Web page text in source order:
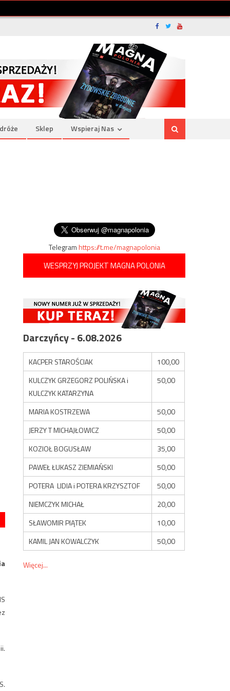
Sklep Wspieraj Nas
Telegramhttps://t.me/magnapolonia
WESPRZYJ PROJEKT MAGNA POLONIA
Darczyńcy - 6.08.2026
KACPER STAROŚCIAK
100,00
KULCZYK GRZEGORZ POLIŃSKA i
KULCZYK KATARZYNA
50,00
MARIA KOSTRZEWA
50,00
JERZY T MICHAJŁOWICZ
50,00
KOZIOŁ BOGUSŁAW
35,00
PAWEŁ ŁUKASZ ZIEMIAŃSKI
50,00
POTERA LIDIA i POTERA KRZYSZTOF
50,00
NIEMCZYK MICHAŁ
20,00
SŁAWOMIR PIĄTEK
10,00
KAMIL JAN KOWALCZYK
50,00
Więcej...